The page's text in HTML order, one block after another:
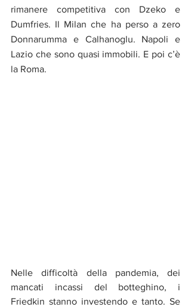
rimanere competitiva con Dzeko e
Dumfries. Il Milan che ha perso a zero
Donnarumma e Calhanoglu. Napoli e
Lazio che sono quasi immobili. E poi c’è
la Roma.
Nelle difficoltà della pandemia, dei
mancati incassi del botteghino, i
Friedkin stanno investendo e tanto. Se